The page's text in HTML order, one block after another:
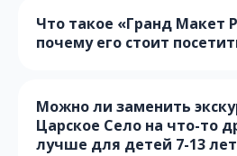
Что такое «Гранд Макет
почему его стоит
Можно ли заменить
Царское Село на что-то
лучше для детей 7-13